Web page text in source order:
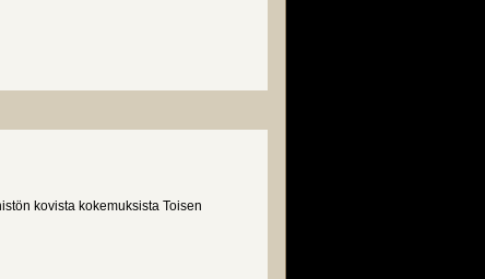
kovista kokemuksista Toisen